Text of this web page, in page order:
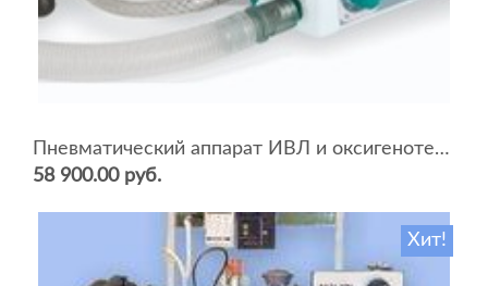
Пневматический аппарат ИВЛ и оксигенотерапии портативный АИВЛп-2/20-«ТМТ»
58 900.00 руб.
Хит!